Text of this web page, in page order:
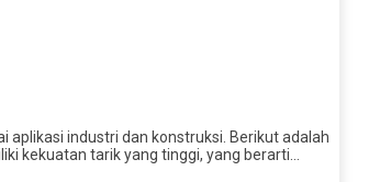
aplikasi industri dan konstruksi. Berikut adalah
kekuatan tarik yang tinggi, yang berarti…